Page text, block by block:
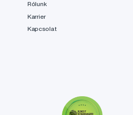
Rólunk
Karrier
Kapcsolat